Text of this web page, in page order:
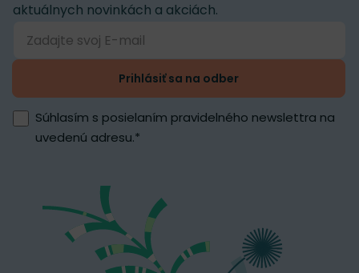
aktuálnych novinkách a akciách.
Prihlásiť sa na odber
Súhlasím s posielaním pravidelného newslettra na
uvedenú adresu.*